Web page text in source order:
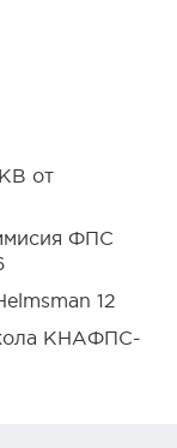
от
ФПС
12
КНАФПС-